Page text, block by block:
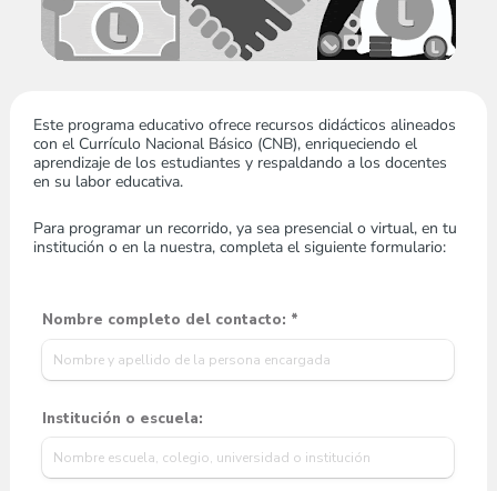
Este programa educativo ofrece recursos didácticos alineados
con el Currículo Nacional Básico (CNB), enriqueciendo el
aprendizaje de los estudiantes y respaldando a los docentes
en su labor educativa.
Para programar un recorrido, ya sea presencial o virtual, en tu
institución o en la nuestra, completa el siguiente formulario: